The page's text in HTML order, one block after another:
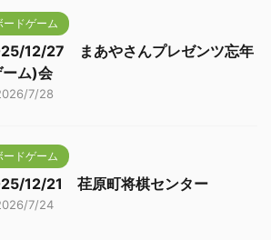
ードゲーム
12/27 まあやさんプレゼンツ忘年
ム)会
7/28
ードゲーム
12/21 荏原町将棋センター
7/24